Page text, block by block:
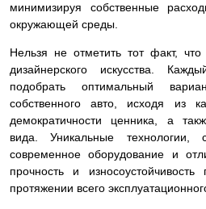
минимизируя собственные
окружающей среды.
Нельзя не отметить тот факт,
дизайнерского искусства.
подобрать оптимальный
собственного авто, исходя из
демократичности ценника, а
вида. Уникальные технологии,
современное оборудование и
прочность и
протяжении всего